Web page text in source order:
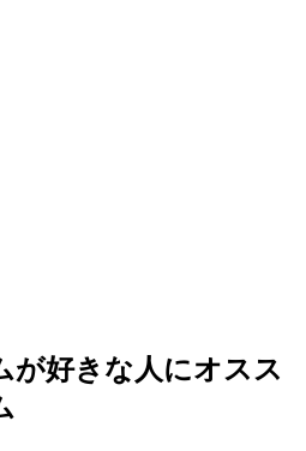
が好きな人にオスス